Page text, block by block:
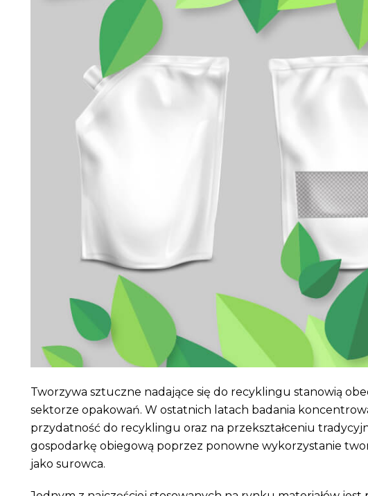
Tworzywa sztuczne nadające się do recyklingu stanowią
sektorze opakowań. W ostatnich latach badania
przydatność do recyklingu oraz na przekształceniu
gospodarkę obiegową poprzez ponowne wykorzystanie
jako surowca.